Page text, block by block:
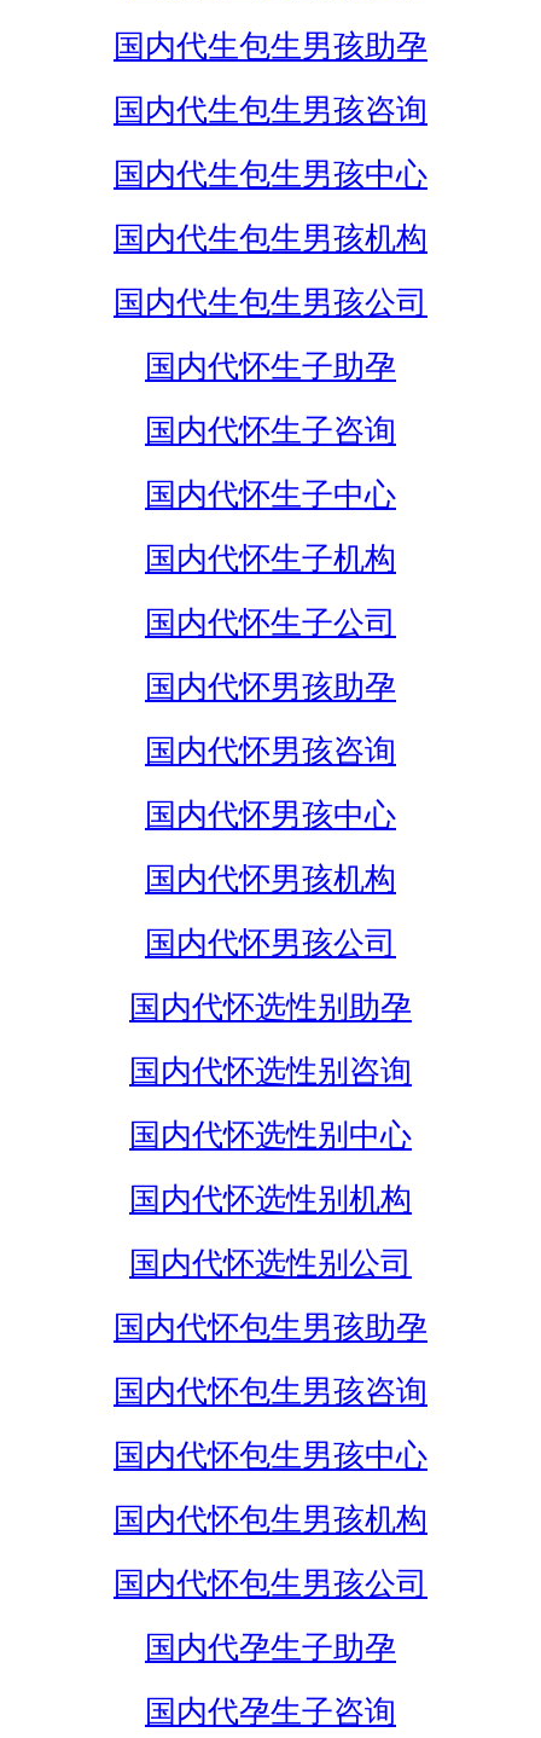
国内代生包生男孩助孕
国内代生包生男孩咨询
国内代生包生男孩中心
国内代生包生男孩机构
国内代生包生男孩公司
国内代怀生子助孕
国内代怀生子咨询
国内代怀生子中心
国内代怀生子机构
国内代怀生子公司
国内代怀男孩助孕
国内代怀男孩咨询
国内代怀男孩中心
国内代怀男孩机构
国内代怀男孩公司
国内代怀选性别助孕
国内代怀选性别咨询
国内代怀选性别中心
国内代怀选性别机构
国内代怀选性别公司
国内代怀包生男孩助孕
国内代怀包生男孩咨询
国内代怀包生男孩中心
国内代怀包生男孩机构
国内代怀包生男孩公司
国内代孕生子助孕
国内代孕生子咨询